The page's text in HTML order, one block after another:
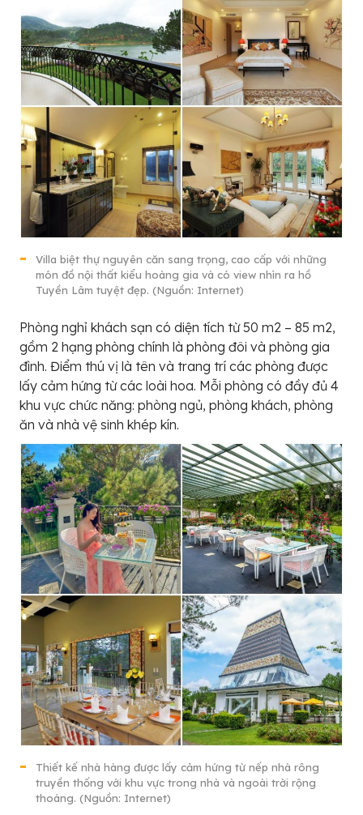
Villa biệt thự nguyên căn sang trọng, cao cấp với những
món đồ nội thất kiểu hoàng gia và có view nhìn ra hồ
Tuyền Lâm tuyệt đẹp. (Nguồn: Internet)
Phòng nghỉ khách sạn có diện tích từ 50 m2 – 85 m2,
gồm 2 hạng phòng chính là phòng đôi và phòng gia
đình. Điểm thú vị là tên và trang trí các phòng được
lấy cảm hứng từ các loài hoa. Mỗi phòng có đầy đủ 4
khu vực chức năng: phòng ngủ, phòng khách, phòng
ăn và nhà vệ sinh khép kín.
Thiết kế nhà hàng được lấy cảm hứng từ nếp nhà rông
truyền thống với khu vực trong nhà và ngoài trời rộng
thoáng. (Nguồn: Internet)